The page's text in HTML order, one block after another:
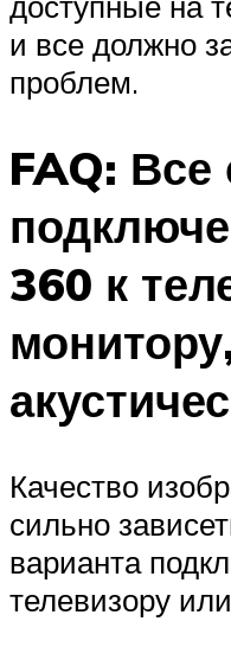
и все должно
проблем.
FAQ:
360 к
Качество
сильно
варианта
телевизору